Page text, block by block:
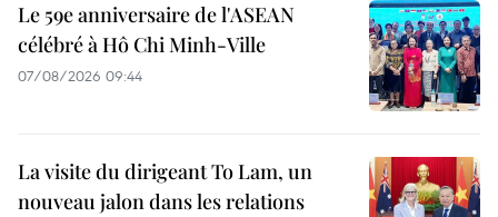
Le 59e anniversaire de l'ASEAN
célébré à Hô Chi Minh-Ville
07/08/2026 09:44
La visite du dirigeant To Lam, un
nouveau jalon dans les relations